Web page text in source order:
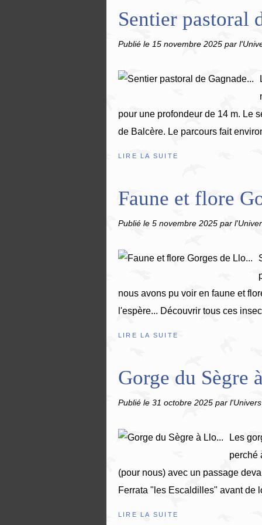
Sentier pastoral
Publié le 15 novembre 2025 par
pour une profondeur de 14 m. Le
de Balcère. Le parcours fait
LIRE LA SUITE
Faune et flore
Publié le 5 novembre 2025 par
nous avons pu voir en faune et
l'espère... Découvrir tous ces
LIRE LA SUITE
Gorge du Sègre
Publié le 31 octobre 2025 par
Les
perché
(pour nous) avec un passage
Ferrata "les Escaldilles" avant de
LIRE LA SUITE